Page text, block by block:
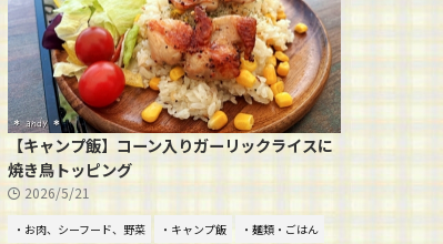
【キャンプ飯】コーン入りガーリックライスに
焼き鳥トッピング
2026/5/21
・お肉、シーフード、野菜 ・キャンプ飯 ・麺類・ごはん